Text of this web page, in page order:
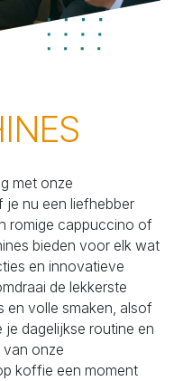
met onze
nu een liefhebber
romige cappuccino of
bieden voor elk wat
en innovatieve
de lekkerste
en volle smaken, alsof
je dagelijkse routine en
onze
koffie een moment